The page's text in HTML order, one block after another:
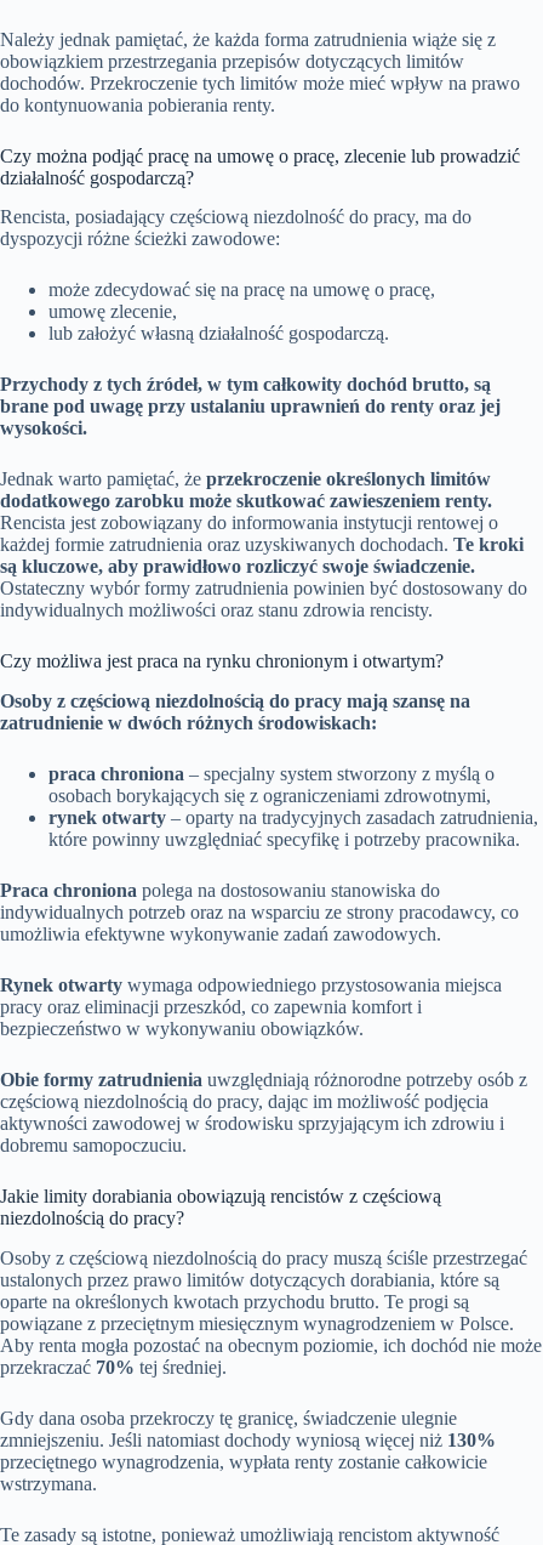
Należy jednak pamiętać, że każda forma zatrudnienia wiąże się z
obowiązkiem przestrzegania przepisów dotyczących limitów
dochodów. Przekroczenie tych limitów może mieć wpływ na prawo
do kontynuowania pobierania renty.
Czy można podjąć pracę na umowę o pracę, zlecenie lub prowadzić
działalność gospodarczą?
Rencista, posiadający częściową niezdolność do pracy, ma do
dyspozycji różne ścieżki zawodowe:
może zdecydować się na pracę na umowę o pracę,
umowę zlecenie,
lub założyć własną działalność gospodarczą.
Przychody z tych źródeł, w tym całkowity dochód brutto, są
brane pod uwagę przy ustalaniu uprawnień do renty oraz jej
wysokości.
Jednak warto pamiętać, że przekroczenie określonych limitów
dodatkowego zarobku może skutkować zawieszeniem renty.
Rencista jest zobowiązany do informowania instytucji rentowej o
każdej formie zatrudnienia oraz uzyskiwanych dochodach. Te kroki
są kluczowe, aby prawidłowo rozliczyć swoje świadczenie.
Ostateczny wybór formy zatrudnienia powinien być dostosowany do
indywidualnych możliwości oraz stanu zdrowia rencisty.
Czy możliwa jest praca na rynku chronionym i otwartym?
Osoby z częściową niezdolnością do pracy mają szansę na
zatrudnienie w dwóch różnych środowiskach:
praca chroniona – specjalny system stworzony z myślą o
osobach borykających się z ograniczeniami zdrowotnymi,
rynek otwarty – oparty na tradycyjnych zasadach zatrudnienia,
które powinny uwzględniać specyfikę i potrzeby pracownika.
Praca chroniona polega na dostosowaniu stanowiska do
indywidualnych potrzeb oraz na wsparciu ze strony pracodawcy, co
umożliwia efektywne wykonywanie zadań zawodowych.
Rynek otwarty wymaga odpowiedniego przystosowania miejsca
pracy oraz eliminacji przeszkód, co zapewnia komfort i
bezpieczeństwo w wykonywaniu obowiązków.
Obie formy zatrudnienia uwzględniają różnorodne potrzeby osób z
częściową niezdolnością do pracy, dając im możliwość podjęcia
aktywności zawodowej w środowisku sprzyjającym ich zdrowiu i
dobremu samopoczuciu.
Jakie limity dorabiania obowiązują rencistów z częściową
niezdolnością do pracy?
Osoby z częściową niezdolnością do pracy muszą ściśle przestrzegać
ustalonych przez prawo limitów dotyczących dorabiania, które są
oparte na określonych kwotach przychodu brutto. Te progi są
powiązane z przeciętnym miesięcznym wynagrodzeniem w Polsce.
Aby renta mogła pozostać na obecnym poziomie, ich dochód nie może
przekraczać 70% tej średniej.
Gdy dana osoba przekroczy tę granicę, świadczenie ulegnie
zmniejszeniu. Jeśli natomiast dochody wyniosą więcej niż 130%
przeciętnego wynagrodzenia, wypłata renty zostanie całkowicie
wstrzymana.
Te zasady są istotne, ponieważ umożliwiają rencistom aktywność